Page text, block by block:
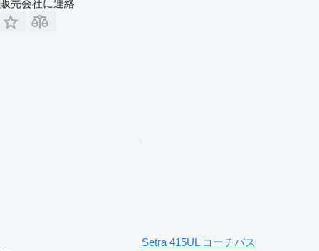
販売会社に連絡
Setra 415UL コーチバス